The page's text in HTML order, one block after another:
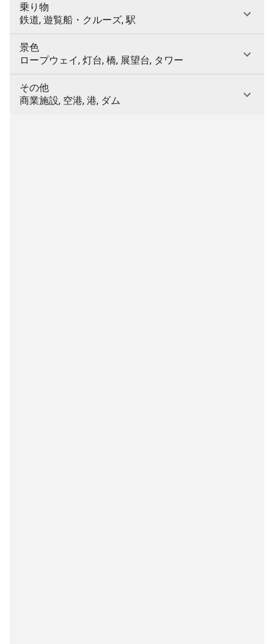
乗り物
鉄道, 遊覧船・クルーズ, 駅
景色
ロープウェイ, 灯台, 橋, 展望台, タワー
その他
商業施設, 空港, 港, ダム